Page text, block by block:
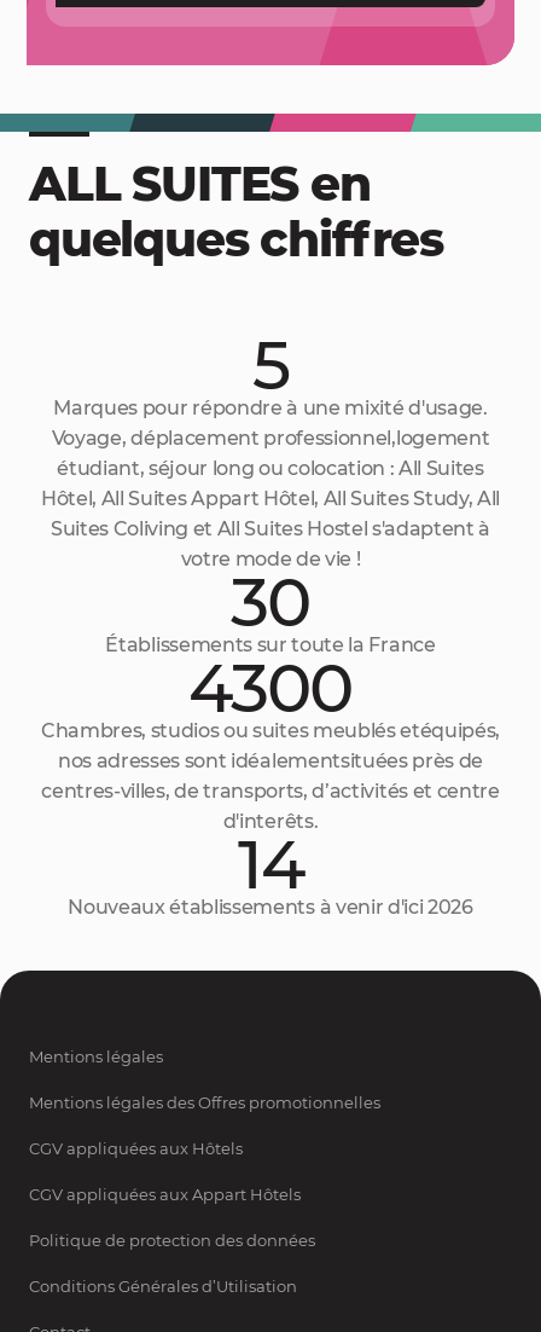
ALL SUITES en
quelques chiffres
5
Marques pour répondre à une mixité d'usage.
Voyage, déplacement professionnel,logement
étudiant, séjour long ou colocation : All Suites
Hôtel, All Suites Appart Hôtel, All Suites Study, All
Suites Coliving et All Suites Hostel s'adaptent à
votre mode de vie !
30
Établissements sur toute la France
4300
Chambres, studios ou suites meublés etéquipés,
nos adresses sont idéalementsituées près de
centres-villes, de transports, d’activités et centre
d'interêts.
14
Nouveaux établissements à venir d'ici 2026
Mentions légales
Mentions légales des Offres promotionnelles
CGV appliquées aux Hôtels
CGV appliquées aux Appart Hôtels
Politique de protection des données
Conditions Générales d’Utilisation